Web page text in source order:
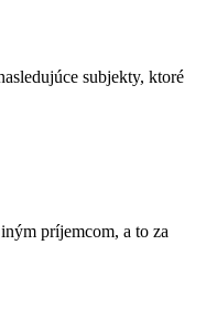
subjekty, ktoré
príjemcom, a to za